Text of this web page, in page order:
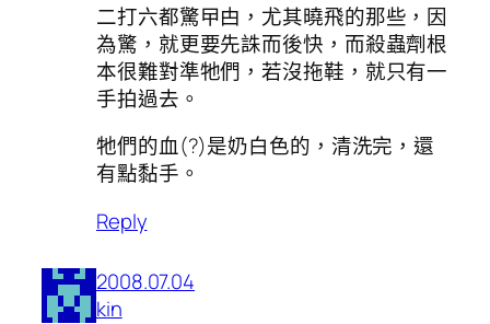
二打六都驚曱甴，尤其曉飛的那些，因
為驚，就更要先誅而後快，而殺蟲劑根
本很難對準牠們，若沒拖鞋，就只有一
手拍過去。
牠們的血(?)是奶白色的，清洗完，還
有點黏手。
Reply
2008.07.04
kin